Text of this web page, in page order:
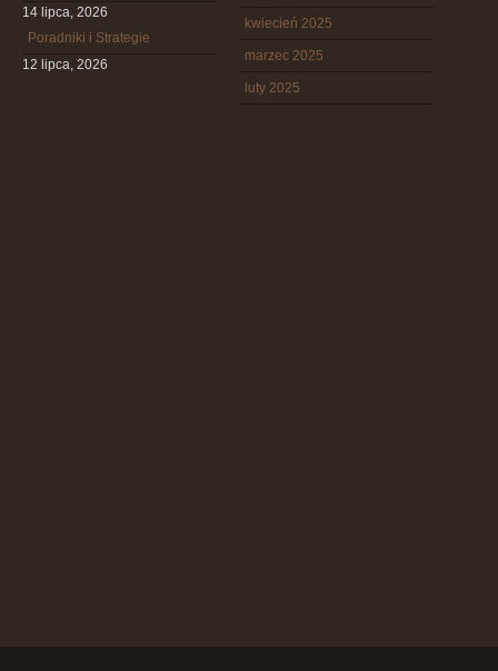
14 lipca, 2026
Poradniki i Strategie
12 lipca, 2026
kwiecień 2025
marzec 2025
luty 2025